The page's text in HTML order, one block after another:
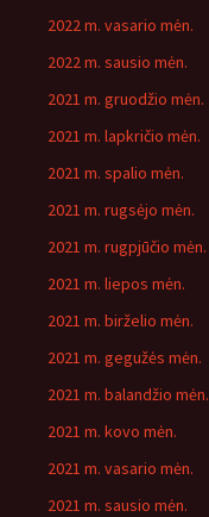
2022 m. vasario mėn.
2022 m. sausio mėn.
2021 m. gruodžio mėn.
2021 m. lapkričio mėn.
2021 m. spalio mėn.
2021 m. rugsėjo mėn.
2021 m. rugpjūčio mėn.
2021 m. liepos mėn.
2021 m. birželio mėn.
2021 m. gegužės mėn.
2021 m. balandžio mėn.
2021 m. kovo mėn.
2021 m. vasario mėn.
2021 m. sausio mėn.